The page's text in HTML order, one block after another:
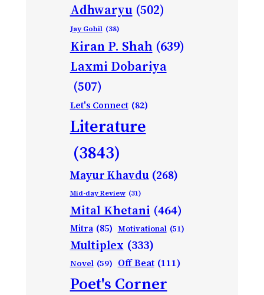
Adhwaryu (502)
Jay Gohil (38)
Kiran P. Shah (639)
Laxmi Dobariya
(507)
Let's Connect (82)
Literature
(3843)
Mayur Khavdu (268)
Mid-day Review (31)
Mital Khetani (464)
Mitra (85) Motivational (51)
Multiplex (333)
Novel (59) Off Beat (111)
Poet's Corner